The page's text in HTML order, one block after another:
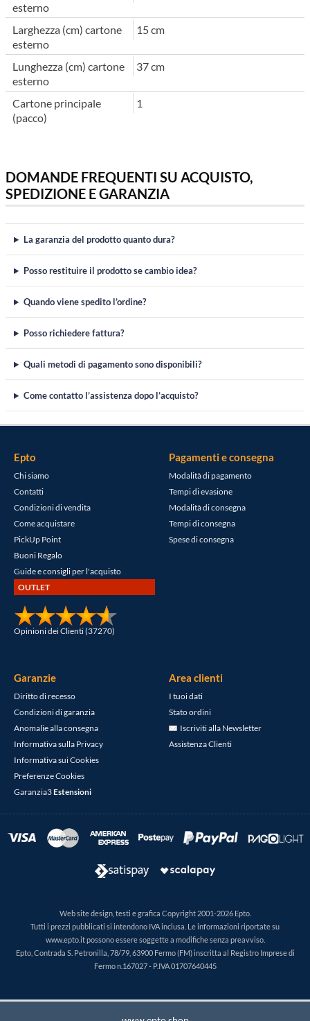
esterno
Larghezza (cm) cartone
esterno
15 cm
Lunghezza (cm) cartone
esterno
37 cm
Cartone principale
(pacco)
1
DOMANDE FREQUENTI SU ACQUISTO,
SPEDIZIONE E GARANZIA
La garanzia del prodotto quanto dura?
Posso restituire il prodotto se cambio idea?
Quando viene spedito l’ordine?
Posso richiedere fattura?
Quali metodi di pagamento sono disponibili?
Come contatto l’assistenza dopo l’acquisto?
Epto
Chi siamo
Contatti
Condizioni di vendita
Come acquistare
PickUp Point
Buoni Regalo
Guide e consigli per l'acquisto
OUTLET
Opinioni dei Clienti (37270)
Pagamenti e consegna
Modalità di pagamento
Tempi di evasione
Modalità di consegna
Tempi di consegna
Spese di consegna
Garanzie
Diritto di recesso
Condizioni di garanzia
Anomalie alla consegna
Informativa sulla Privacy
Informativa sui Cookies
Preferenze Cookies
Garanzia3Estensioni
Area clienti
I tuoi dati
Stato ordini
Iscriviti alla Newsletter
Assistenza Clienti
Web site design, testi e grafica Copyright 2001-2026 Epto.
Tutti i prezzi pubblicati si intendono IVA inclusa. Le informazioni riportate su
www.epto.it possono essere soggette a modifiche senza preavviso.
Epto, Contrada S. Petronilla, 78/79, 63900 Fermo (FM) inscritta al Registro Imprese di
Fermo n.167027 - P.IVA 01707640445